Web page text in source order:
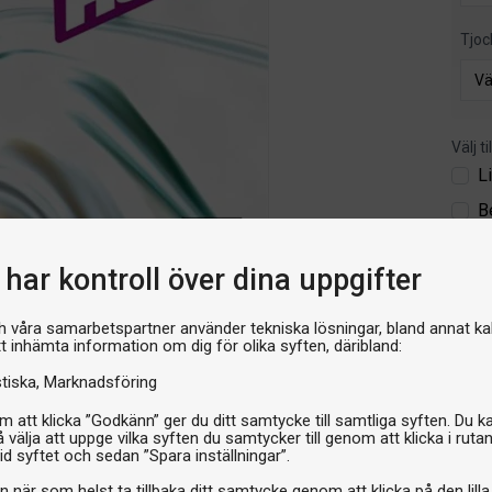
har kontroll över dina uppgifter
våra samarbetspartner använder tekniska lösningar, bland annat
inhämta information om dig för olika syften, däribland:
Marknadsföring
att klicka ”Godkänn” ger du ditt samtycke till samtliga syften. Du
välja att uppge vilka syften du samtycker till genom att klicka i rutan
syftet och sedan ”Spara inställningar”.
Välj
I